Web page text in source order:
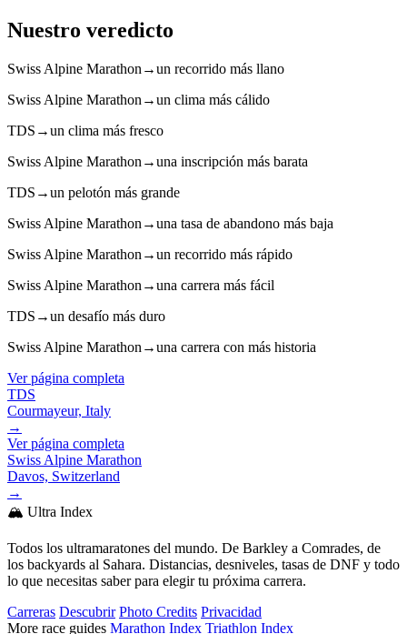
Nuestro veredicto
Swiss Alpine Marathon →un recorrido más llano
Swiss Alpine Marathon →un clima más cálido
TDS →un clima más fresco
Swiss Alpine Marathon →una inscripción más barata
TDS →un pelotón más grande
Swiss Alpine Marathon →una tasa de abandono más baja
Swiss Alpine Marathon →un recorrido más rápido
Swiss Alpine Marathon →una carrera más fácil
TDS →un desafío más duro
Swiss Alpine Marathon →una carrera con más historia
Ver página completa
TDS
Courmayeur, Italy
→
Ver página completa
Swiss Alpine Marathon
Davos, Switzerland
→
🏔️ Ultra Index
Todos los ultramaratones del mundo. De Barkley a Comrades, de
los backyards al Sahara. Distancias, desniveles, tasas de DNF y todo
lo que necesitas saber para elegir tu próxima carrera.
Carreras Descubrir Photo Credits Privacidad
More race guides Marathon Index Triathlon Index